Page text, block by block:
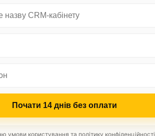
Почати 14 днів без оплати
умови користування та політику конфіденційності